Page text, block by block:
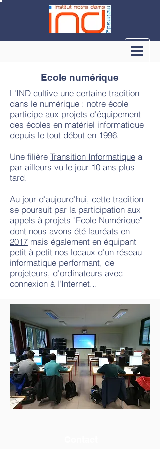
Ecole numérique
L'IND cultive une certaine tradition
dans le numérique : notre école
participe aux projets d'équipement
des écoles en matériel informatique
depuis le tout début en 1996.
Une filière Transition Informatique a
par ailleurs vu le jour 10 ans plus
tard.
Au jour d'aujourd'hui, cette tradition
se poursuit par la participation aux
appels à projets "Ecole Numérique"
dont nous avons été lauréats en
2017 mais également en équipant
petit à petit nos locaux d'un réseau
informatique performant, de
projeteurs, d'ordinateurs avec
connexion à l'Internet...